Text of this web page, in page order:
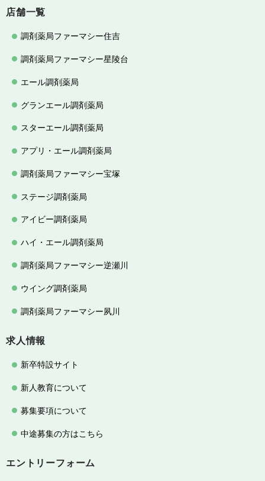
店舗一覧
調剤薬局ファーマシー住吉
調剤薬局ファーマシー星陵台
エール調剤薬局
グランエール調剤薬局
スターエール調剤薬局
アプリ・エール調剤薬局
調剤薬局ファーマシー宝塚
ステージ調剤薬局
アイビー調剤薬局
ハイ・エール調剤薬局
調剤薬局ファーマシー逆瀬川
ウイング調剤薬局
調剤薬局ファーマシー夙川
求人情報
新卒特設サイト
新人教育について
募集要項について
中途募集の方はこちら
エントリーフォーム